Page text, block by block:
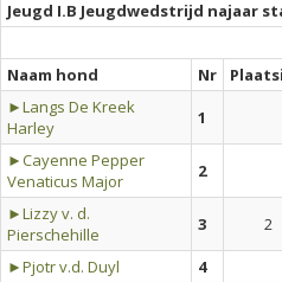
Jeugd I.B Jeugdwedstrijd najaar
Naam hond Nr
►Langs De Kreek
Harley
1
►Cayenne Pepper
Venaticus Major
2
►Lizzy v. d.
Pierschehille
3 2
►Pjotr v.d. Duyl
4